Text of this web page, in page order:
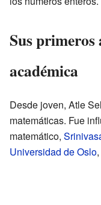
Sus
académica
Desde joven, Atle
matemáticas. Fue
matemático,
Universidad de Oslo